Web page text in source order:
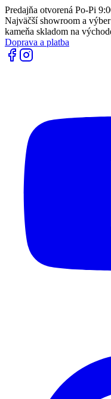
Predajňa otvorená Po-Pi
Najväčší showroom a
kameňa skladom na
Doprava a platba